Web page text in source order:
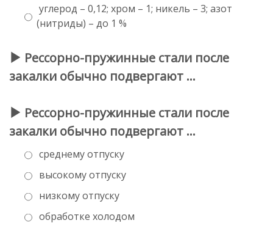
углерод – 0,12; хром – 1; никель – 3; азот
(нитриды) – до 1 %
Рессорно-пружинные стали после
закалки обычно подвергают …
Рессорно-пружинные стали после
закалки обычно подвергают …
среднему отпуску
высокому отпуску
низкому отпуску
обработке холодом